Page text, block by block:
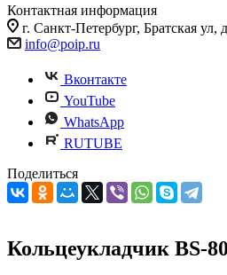
Контактная информация
г. Санкт-Петербург, Братская
info@poip.ru
Вконтакте
YouTube
WhatsApp
RUTUBE
Поделиться
Кольцеукладчик BS-80